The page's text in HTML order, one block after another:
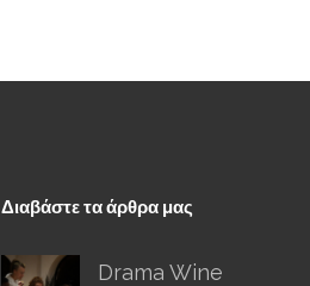
Διαβάστε τα άρθρα μας
Drama Wine